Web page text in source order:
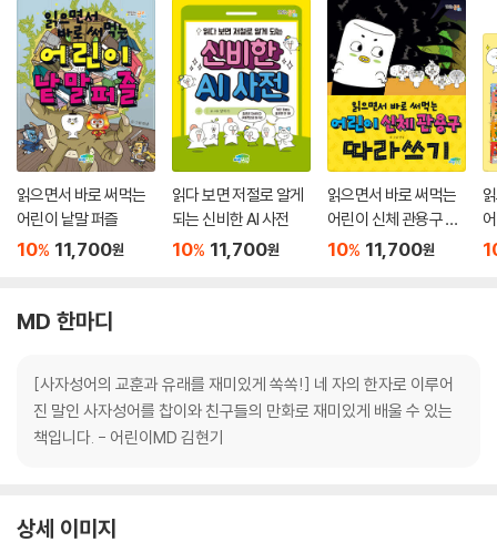
읽으면서 바로 써먹는
어린이 낱말 퍼즐
10% 11,700원
읽다 보면 저절로 알게
되는 신비한 AI 사전
10% 11,700원
읽으면서 바로 써먹는
어린이 신체 관용구 따
라쓰기
10% 11,700원
트
MD 한마디
[사자성어의 교훈과 유래를 재미있게 쏙쏙!] 네 자의 한자로 이루어
진 말인 사자성어를 찹이와 친구들의 만화로 재미있게 배울 수 있는
책입니다. - 어린이MD 김현기
상세 이미지